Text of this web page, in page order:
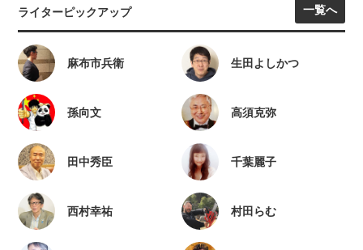
ライターピックアップ 一覧へ
麻布市兵衛 生田よしかつ
孫向文 高須克弥
田中秀臣 千葉麗子
西村幸祐 村田らむ